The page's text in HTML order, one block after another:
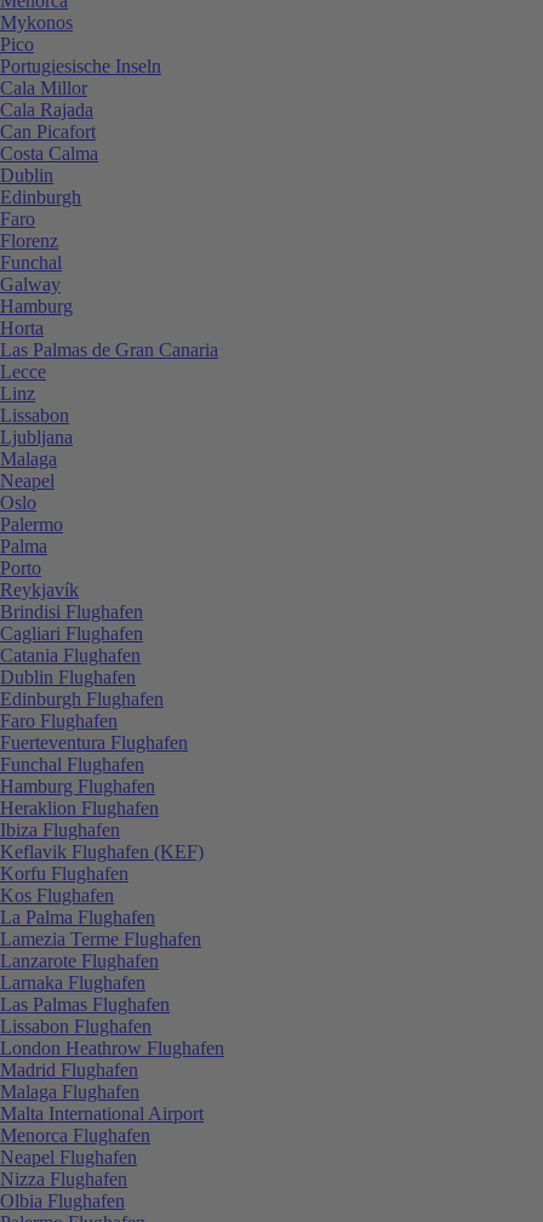
Mykonos
Pico
Portugiesische Inseln
Cala Millor
Cala Rajada
Can Picafort
Costa Calma
Dublin
Edinburgh
Faro
Florenz
Funchal
Galway
Hamburg
Horta
Las Palmas de Gran Canaria
Lecce
Linz
Lissabon
Ljubljana
Malaga
Neapel
Oslo
Palermo
Palma
Porto
Reykjavík
Brindisi Flughafen
Cagliari Flughafen
Catania Flughafen
Dublin Flughafen
Edinburgh Flughafen
Faro Flughafen
Fuerteventura Flughafen
Funchal Flughafen
Hamburg Flughafen
Heraklion Flughafen
Ibiza Flughafen
Keflavik Flughafen (KEF)
Korfu Flughafen
Kos Flughafen
La Palma Flughafen
Lamezia Terme Flughafen
Lanzarote Flughafen
Larnaka Flughafen
Las Palmas Flughafen
Lissabon Flughafen
London Heathrow Flughafen
Madrid Flughafen
Malaga Flughafen
Malta International Airport
Menorca Flughafen
Neapel Flughafen
Nizza Flughafen
Olbia Flughafen